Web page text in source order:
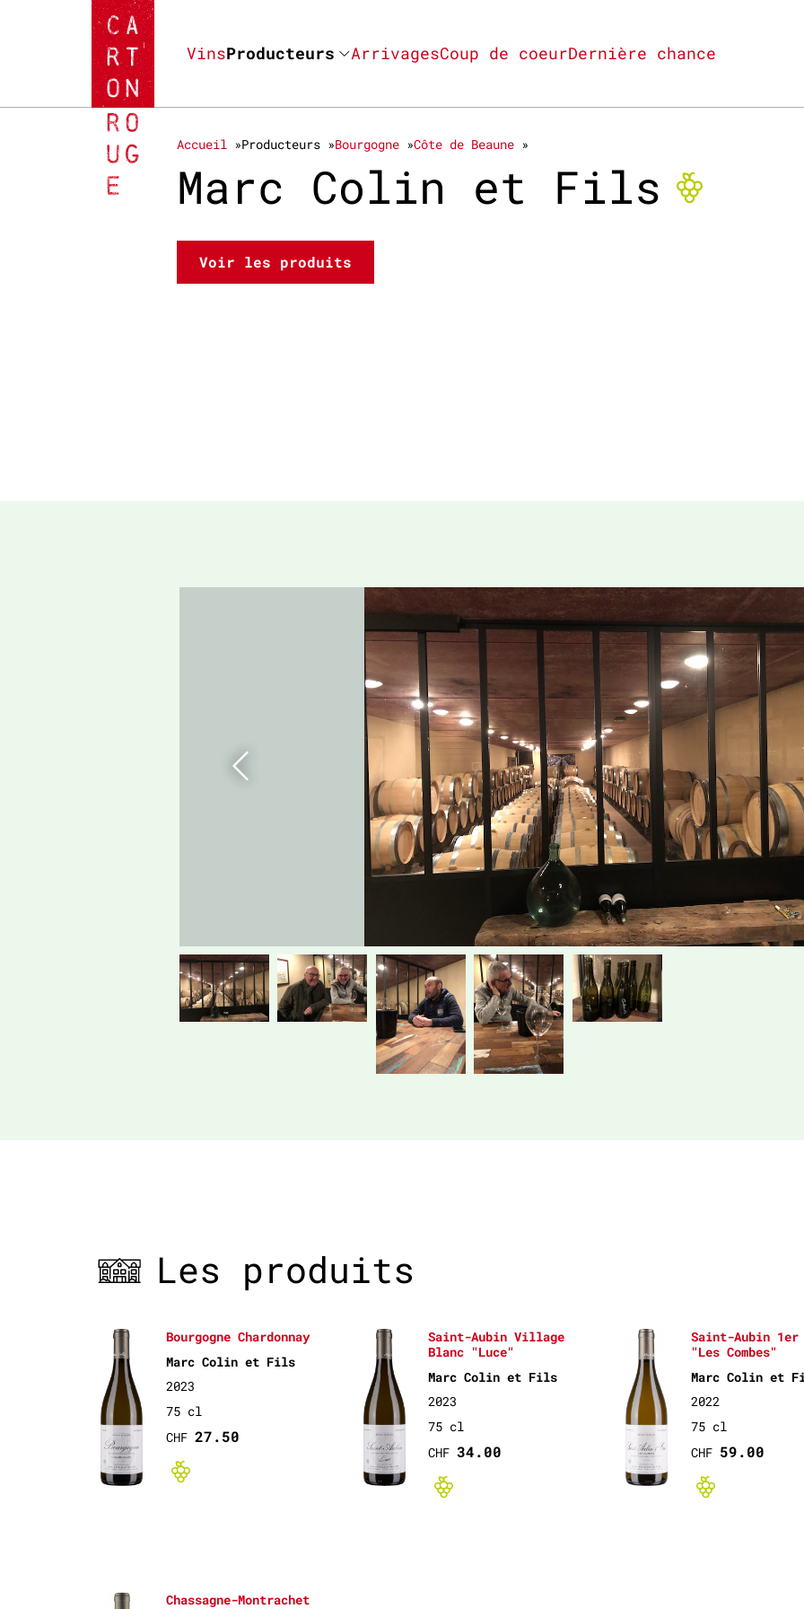
VinsProducteurs ArrivagesCoup de coeurDernière chance
Accueil Producteurs Bourgogne Côte de Beaune
Marc Colin et FilsBio
Voir les produits
Prvious
Les produits
Bourgogne Chardonnay
Marc Colin et Fils
2023
75 cl
CHF 27.50
Bio non-certifié
Saint-Aubin Village
Blanc "Luce"
Marc Colin et Fils
2023
75 cl
CHF34.00
Bio non-certifié
Saint-Aubin 1er
"Les Combes"
Marc Colin et
2022
75 cl
CHF 59.00
Bio
Chassagne-Montrachet